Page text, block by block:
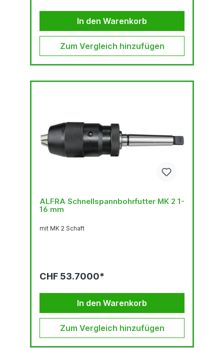
In den Warenkorb
Zum Vergleich hinzufügen
ALFRA Schnellspannbohrfutter MK 2 1-
16 mm
mit MK 2 Schaft
CHF 53.7000*
In den Warenkorb
Zum Vergleich hinzufügen